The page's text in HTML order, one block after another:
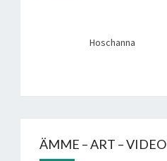
Hoschanna
ÄMME – ART – VIDEO